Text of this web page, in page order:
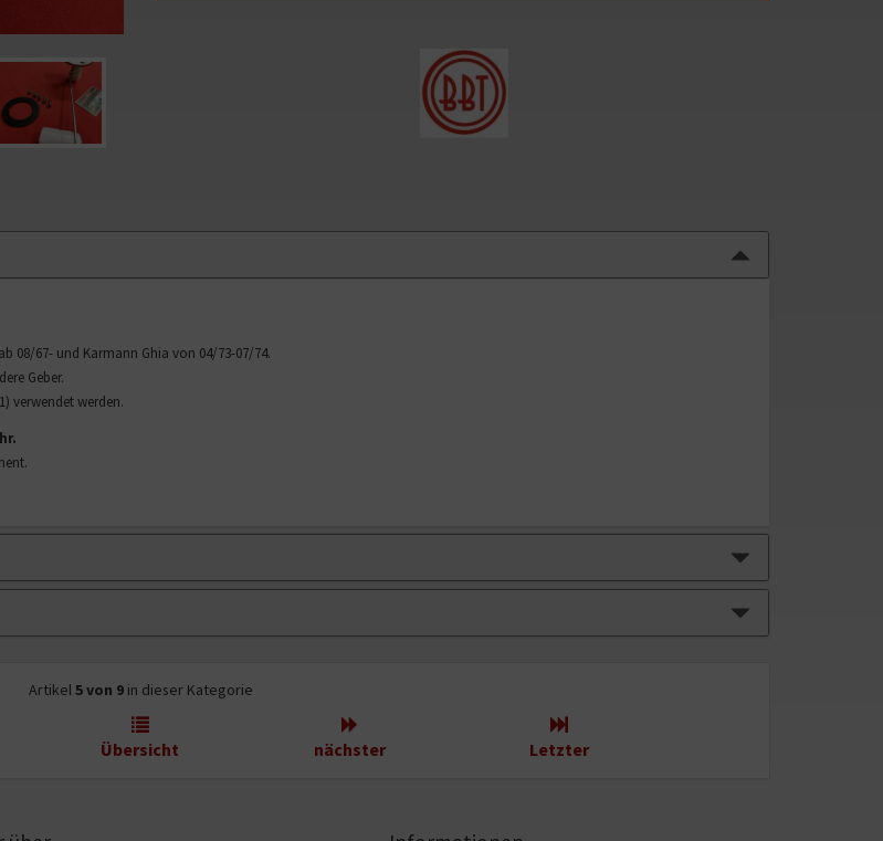
08/67- und Karmann Ghia von 04/73-07/74.
Geber.
verwendet werden.
Artikel5 von 9in dieser Kategorie
Übersicht nächster Letzter